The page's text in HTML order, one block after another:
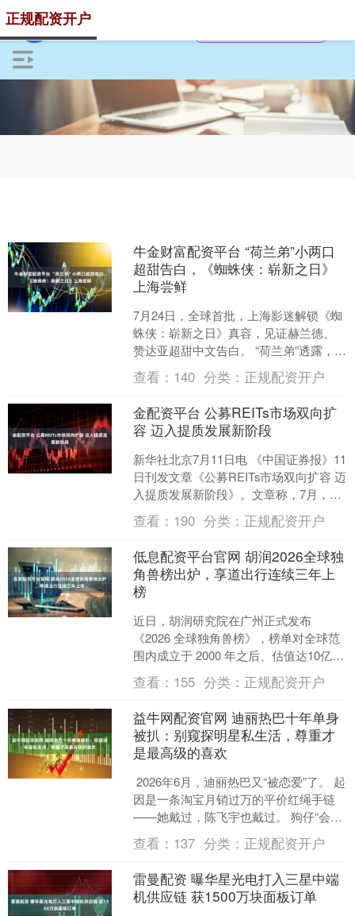
正规配资开户
牛金财富配资平台 “荷兰弟”小两口
超甜告白，《蜘蛛侠：崭新之日》
上海尝鲜
7月24日，全球首批，上海影迷解锁《蜘
蛛侠：崭新之日》真容，见证赫兰德、
赞达亚超甜中文告白。 “荷兰弟”透露，小
两口这两天逛吃上海，攻略都是妻子赞
达亚做的。....
查看： 140 分类： 正规配资开户
金配资平台 公募REITs市场双向扩
容 迈入提质发展新阶段
新华社北京7月11日电 《中国证券报》11
日刊发文章《公募REITs市场双向扩容 迈
入提质发展新阶段》。文章称，7月，公
募REITs市场迎来配套资金产品集中落
地....
查看： 190 分类： 正规配资开户
低息配资平台官网 胡润2026全球独
角兽榜出炉，享道出行连续三年上
榜
近日，胡润研究院在广州正式发布
《2026 全球独角兽榜》，榜单对全球范
围内成立于 2000 年之后、估值达10亿美
元以上的非上市企业进行评选。上汽集
团旗下移动出....
查看： 155 分类： 正规配资开户
益牛网配资官网 迪丽热巴十年单身
被扒：别窥探明星私生活，尊重才
是最高级的喜欢
2026年6月，迪丽热巴又“被恋爱”了。 起
因是一条淘宝月销过万的平价红绳手链
——她戴过，陈飞宇也戴过。 狗仔“会拍
摄的百晓生”用一句连配图都没有的文字
爆料，....
查看： 137 分类： 正规配资开户
雷曼配资 曝华星光电打入三星中端
机供应链 获1500万块面板订单